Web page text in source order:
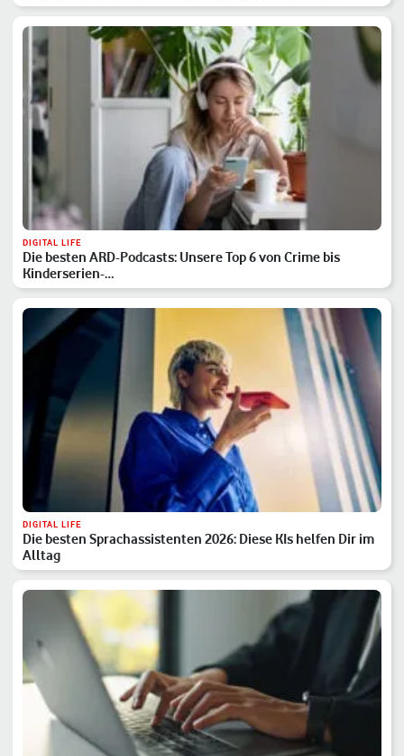
DIGITAL LIFE
Die besten ARD-Podcasts: Unsere Top 6 von Crime bis
Kinderserien-…
DIGITAL LIFE
Die besten Sprachassistenten 2026: Diese KIs helfen Dir im
Alltag